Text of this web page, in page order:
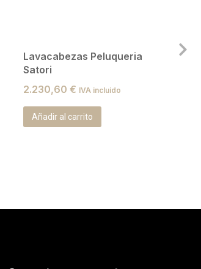
Lavacabezas Peluqueria
Satori
2.230,60€ IVA incluido
Añadir al carrito